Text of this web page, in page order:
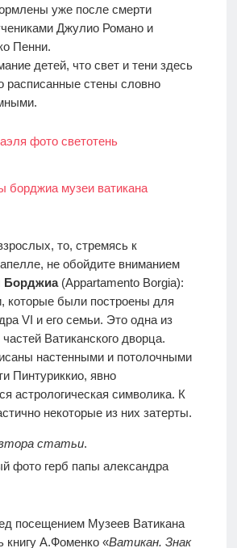
уже после смерти
Джулио Романо и
Пенни.
детей, что свет и тени здесь
расписанные стены словно
то, стремясь к
не обойдите вниманием
Борджиа(Appartamento Borgia):
которые были построены для
VI и его семьи. Это одна из
Ватиканского дворца.
настенными и потолочными
Пинтуриккио, явно
астрологическая символика. К
некоторые из них затерты.
статьи.
посещением Музеев Ватикана
книгу А.Фоменко «Ватикан. Знак